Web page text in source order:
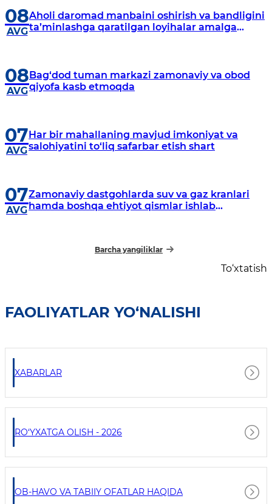
08
AVG
Aholi daromad manbaini oshirish va bandligini
ta’minlashga qaratilgan loyihalar amalga
08
AVG
Bag‘dod tuman markazi zamonaviy va obod
qiyofa kasb etmoqda
07
AVG
Har bir mahallaning mavjud imkoniyat va
salohiyatini to‘liq safarbar etish shart
07
AVG
Zamonaviy dastgohlarda suv va gaz kranlari
hamda boshqa ehtiyot qismlar ishlab
Barcha yangiliklar
To‘xtatish
FAOLIYATLAR YO‘NALISHI
XABARLAR
RO‘YXATGA OLISH - 2026
OB-HAVO VA TABIIY OFATLAR HAQIDA